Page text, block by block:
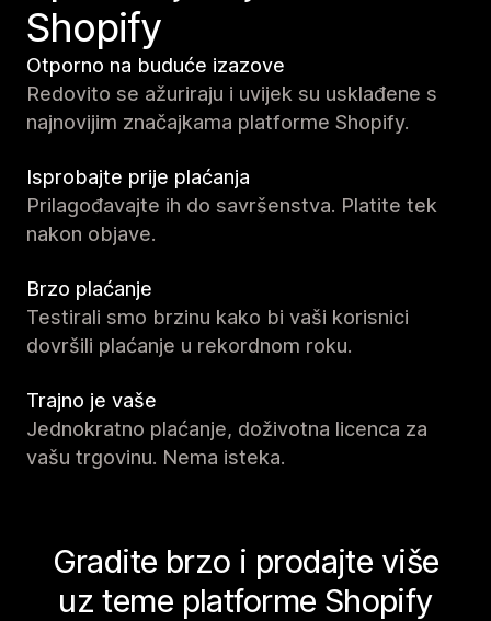
Shopify
Otporno na buduće izazove
Redovito se ažuriraju i uvijek su usklađene s
najnovijim značajkama platforme Shopify.
Isprobajte prije plaćanja
Prilagođavajte ih do savršenstva. Platite tek
nakon objave.
Brzo plaćanje
Testirali smo brzinu kako bi vaši korisnici
dovršili plaćanje u rekordnom roku.
Trajno je vaše
Jednokratno plaćanje, doživotna licenca za
vašu trgovinu. Nema isteka.
Gradite brzo i prodajte više
uz teme platforme Shopify